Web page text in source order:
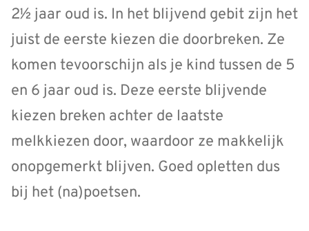
2½ jaar oud is. In het blijvend gebit zijn het
juist de eerste kiezen die doorbreken. Ze
komen tevoorschijn als je kind tussen de 5
en 6 jaar oud is. Deze eerste blijvende
kiezen breken achter de laatste
melkkiezen door, waardoor ze makkelijk
onopgemerkt blijven. Goed opletten dus
bij het (na)poetsen.